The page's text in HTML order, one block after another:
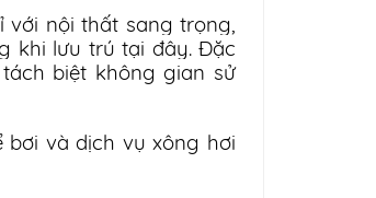
với nội thất sang trọng,
khi lưu trú tại đây. Đặc
biệt không gian sử
và dịch vụ xông hơi